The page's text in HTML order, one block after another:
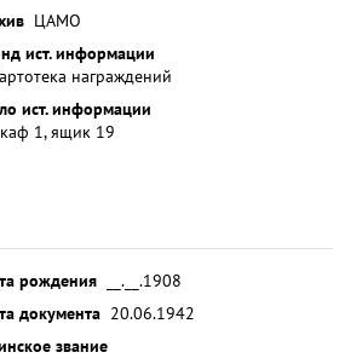
ЦАМО
ист. информации
награждений
ист. информации
1, ящик 19
рождения
__.__.1908
документа 20.06.1942
звание